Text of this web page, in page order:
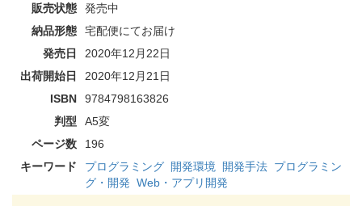
販売状態
発売中
納品形態
宅配便にてお届け
発売日
2020年12月22日
出荷開始日
2020年12月21日
ISBN
9784798163826
判型
A5変
ページ数
196
キーワード
プログラミング 開発環境 開発手法 プログラミン
グ・開発 Web・アプリ開発